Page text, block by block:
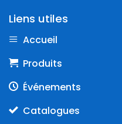
Liens utiles
Accueil
Produits
Événements
Catalogues